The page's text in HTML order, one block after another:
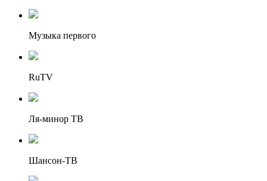
Музыка первого
RuTV
Ля-минор ТВ
Шансон-ТВ